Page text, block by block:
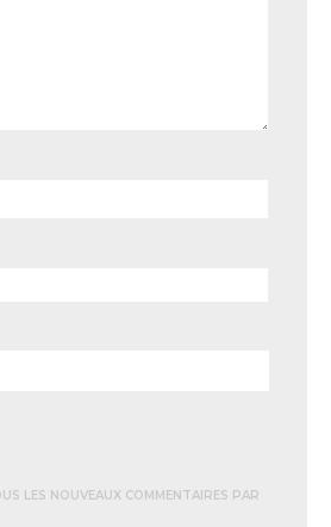
LES NOUVEAUX COMMENTAIRES PAR